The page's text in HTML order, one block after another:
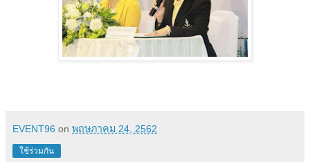
EVENT96 on พฤษภาคม 24, 2562
ใช้ร่วมกัน